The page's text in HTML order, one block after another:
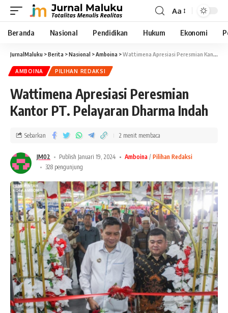
Aa
Beranda Nasional Pendidikan Hukum Ekonomi
JurnalMaluku >Berita >Nasional >Amboina >Wattimena Apresiasi Peresmian Kantor PT. Pelayaran Dharma Indah
AMBOINA PILIHAN REDAKSI
Wattimena Apresiasi Peresmian
Kantor PT. Pelayaran Dharma Indah
JM02 Publish Januari 19, 2024 Amboina
Pilihan Redaksi
328 pengunjung
Sebarkan 2 menit membaca